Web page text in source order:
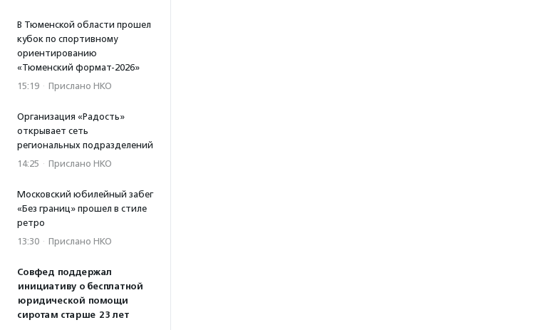
В Тюменской области прошел
кубок по спортивному
ориентированию
«Тюменский формат-2026»
15:19 · Прислано НКО
Организация «Радость»
открывает сеть
региональных подразделений
14:25 · Прислано НКО
Московский юбилейный забег
«Без границ» прошел в стиле
ретро
13:30 · Прислано НКО
Совфед поддержал
инициативу о бесплатной
юридической помощи
сиротам старше 23 лет